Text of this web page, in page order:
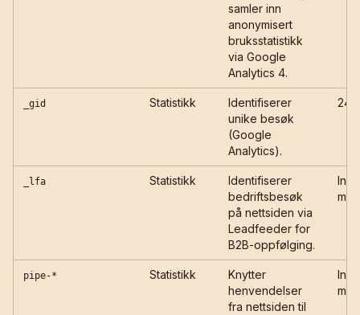
samler inn
anonymisert
bruksstatistikk
via Google
Analytics 4.
_gid Statistikk
Identifiserer
unike besøk
(Google
Analytics).
24
_lfa Statistikk
Identifiserer
bedriftsbesøk
på nettsiden via
Leadfeeder for
B2B-oppfølging.
pipe-* Statistikk
Knytter
henvendelser
fra nettsiden til